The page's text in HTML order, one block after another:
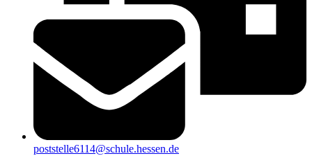
poststelle6114@schule.hessen.de